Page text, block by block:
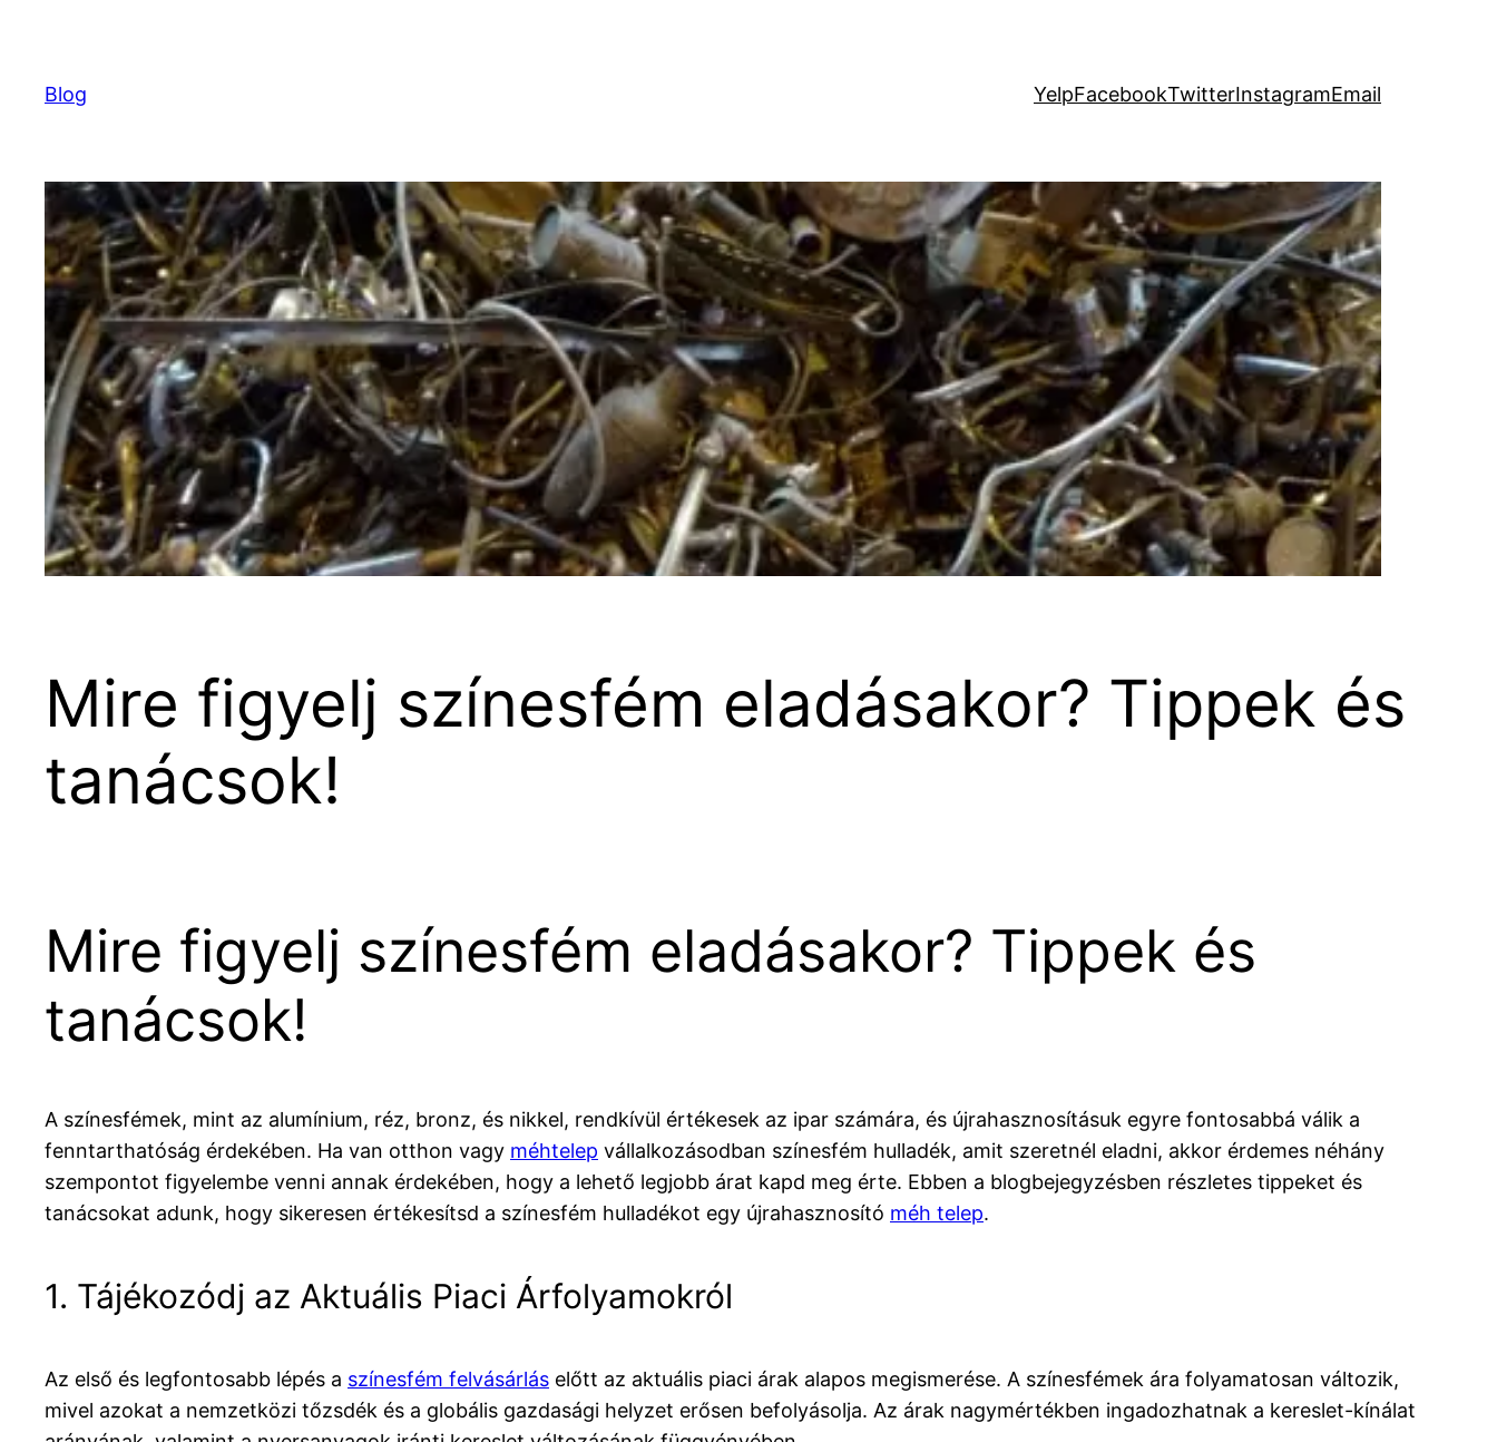
tartalomhoz
Blog YelpFacebookTwitterInstagramEmail
Mire figyelj színesfém eladásakor? Tippek és
tanácsok!
Mire figyelj színesfém eladásakor? Tippek és
tanácsok!
A színesfémek, mint az alumínium, réz, bronz, és nikkel, rendkívül értékesek az ipar számára, és újrahasznosításuk egyre fontosabbá válik a
fenntarthatóság érdekében. Ha van otthon vagy méhtelep vállalkozásodban színesfém hulladék, amit szeretnél eladni, akkor érdemes néhány
szempontot figyelembe venni annak érdekében, hogy a lehető legjobb árat kapd meg érte. Ebben a blogbejegyzésben részletes tippeket és
tanácsokat adunk, hogy sikeresen értékesítsd a színesfém hulladékot egy újrahasznosító méh telep.
1. Tájékozódj az Aktuális Piaci Árfolyamokról
Az első és legfontosabb lépés a színesfém felvásárlás előtt az aktuális piaci árak alapos megismerése. A színesfémek ára folyamatosan változik,
mivel azokat a nemzetközi tőzsdék és a globális gazdasági helyzet erősen befolyásolja. Az árak nagymértékben ingadozhatnak a kereslet-kínálat